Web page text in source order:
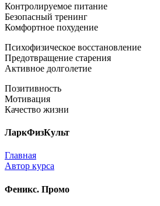
Контролируемое питание
Безопасный тренинг
Комфортное похудение
Психофизическое восстановление
Предотвращение старения
Активное долголетие
Позитивность
Мотивация
Качество жизни
ЛаркФизКульт
Главная
Автор курса
Феникс. Промо